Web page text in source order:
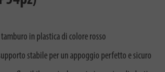
tamburo in plastica di colore rosso
stabile per un appoggio perfetto e sicuro